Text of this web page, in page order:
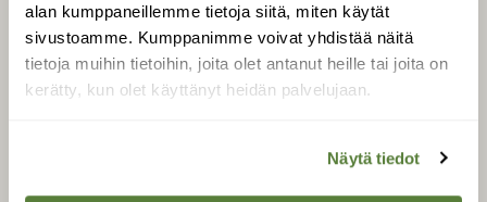
alan kumppaneillemme tietoja siitä, miten käytät
sivustoamme. Kumppanimme voivat yhdistää näitä
tietoja muihin tietoihin, joita olet antanut heille tai joita on
kerätty, kun olet käyttänyt heidän palvelujaan.
Näytä tiedot
SUOMEN LUONNON­
SUOJELU­LIITTO
Suomen Luonto -lehden
luonnonsuojelu­liitto.